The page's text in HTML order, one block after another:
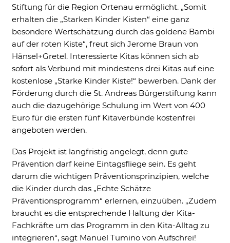
Stiftung für die Region Ortenau ermöglicht. „Somit
erhalten die „Starken Kinder Kisten“ eine ganz
besondere Wertschätzung durch das goldene Bambi
auf der roten Kiste“, freut sich Jerome Braun von
Hänsel+Gretel. Interessierte Kitas können sich ab
sofort als Verbund mit mindestens drei Kitas auf eine
kostenlose „Starke Kinder Kiste!“ bewerben. Dank der
Förderung durch die St. Andreas Bürgerstiftung kann
auch die dazugehörige Schulung im Wert von 400
Euro für die ersten fünf Kitaverbünde kostenfrei
angeboten werden.
Das Projekt ist langfristig angelegt, denn gute
Prävention darf keine Eintagsfliege sein. Es geht
darum die wichtigen Präventionsprinzipien, welche
die Kinder durch das „Echte Schätze
Präventionsprogramm“ erlernen, einzuüben. „Zudem
braucht es die entsprechende Haltung der Kita-
Fachkräfte um das Programm in den Kita-Alltag zu
integrieren“, sagt Manuel Tumino von Aufschrei!